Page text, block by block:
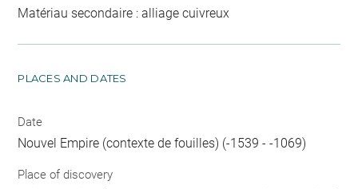
Matériau secondaire : alliage cuivreux
PLACES AND DATES
Date
Nouvel Empire (contexte de fouilles) (-1539 - -1069)
Place of discovery